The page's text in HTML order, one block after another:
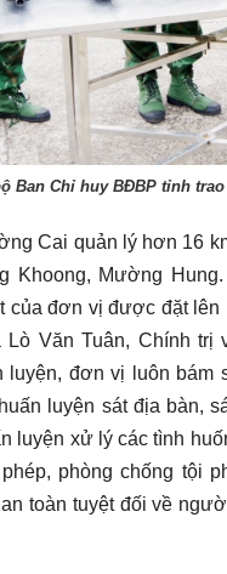
Ban Chỉ huy BĐBP tỉnh
Cai quản lý hơn 16
Khoong, Mường
của đơn vị được đặt
Lò Văn Tuân, Chính
luyện, đơn vị luôn bám
luyện sát địa bàn,
luyện xử lý các tình
phòng chống tội
toàn tuyệt đối về